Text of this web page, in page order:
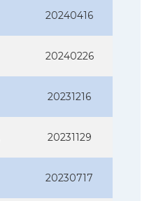
20240416
20240226
20231216
20231129
20230717